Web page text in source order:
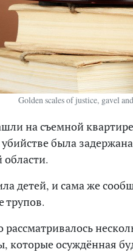
Golden scales of justice, gavel
на съемной
была
детей, и сама же
трупов.
рассматривалось
которые осуждённая